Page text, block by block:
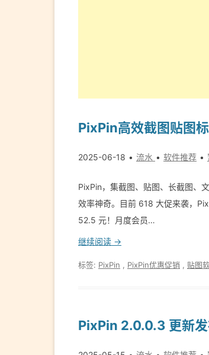
PixPin高效截图贴图
2025-06-18 流水 软件推荐
PixPin，集截图、贴图、长截图、
效率神奇。目前 618 大促来袭，
52.5 元！月度会员…
继续阅读 →
标签: PixPin PixPin优惠促销 贴图
PixPin 2.0.0.3 更新